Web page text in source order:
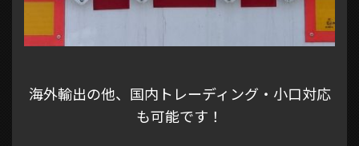
海外輸出の他、国内トレーディング・小口対応
も可能です！